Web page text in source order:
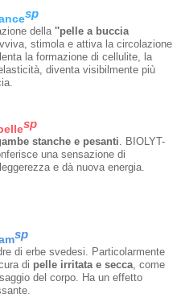
sp
della''pelle a buccia
stimola e attiva la circolazione
la formazione di cellulite, la
diventa visibilmente più
sp
stanche e pesanti. BIOLYT-
una sensazione di
e dà nuova energia.
sp
di erbe svedesi. Particolarmente
di pelle irritata e secca, come
del corpo. Ha un effetto